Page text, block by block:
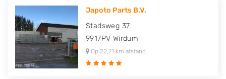
Japoto Parts B.V.
Stadsweg 37
9917PV Wirdum
Op 22,71 km afstand